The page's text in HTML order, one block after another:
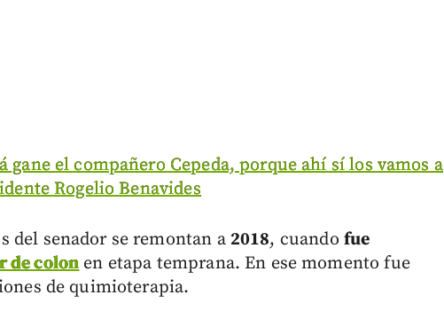
gane el compañero Cepeda, porque ahí sí los vamos a
Rogelio Benavides
del senador se remontan a 2018, cuando fue
de colonen etapa temprana. En ese momento fue
de quimioterapia.